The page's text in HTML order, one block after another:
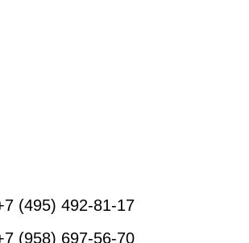
(958) 697-56-70
(495) 492-81-17